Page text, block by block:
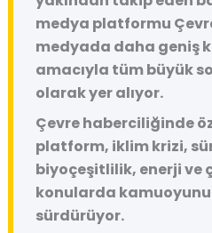
medya platformu
medyada daha geniş
amacıyla tüm büyük
olarak yer alıyor.
Çevre haberciliğinde
platform, iklim krizi,
biyoçeşitlilik, enerji ve
konularda
sürdürüyor.